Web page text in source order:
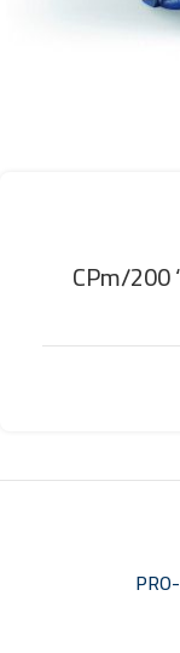
طلمبة رفع 1 فاز 3حصان “1/1.25“ CPm/200